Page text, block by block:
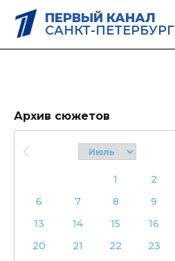
ПЕРВЫЙ КАНАЛ
САНКТ-ПЕТЕРБУРГ
Архив сюжетов
1 2
6
7 8 9
13
14 15 16
20
21 22 23